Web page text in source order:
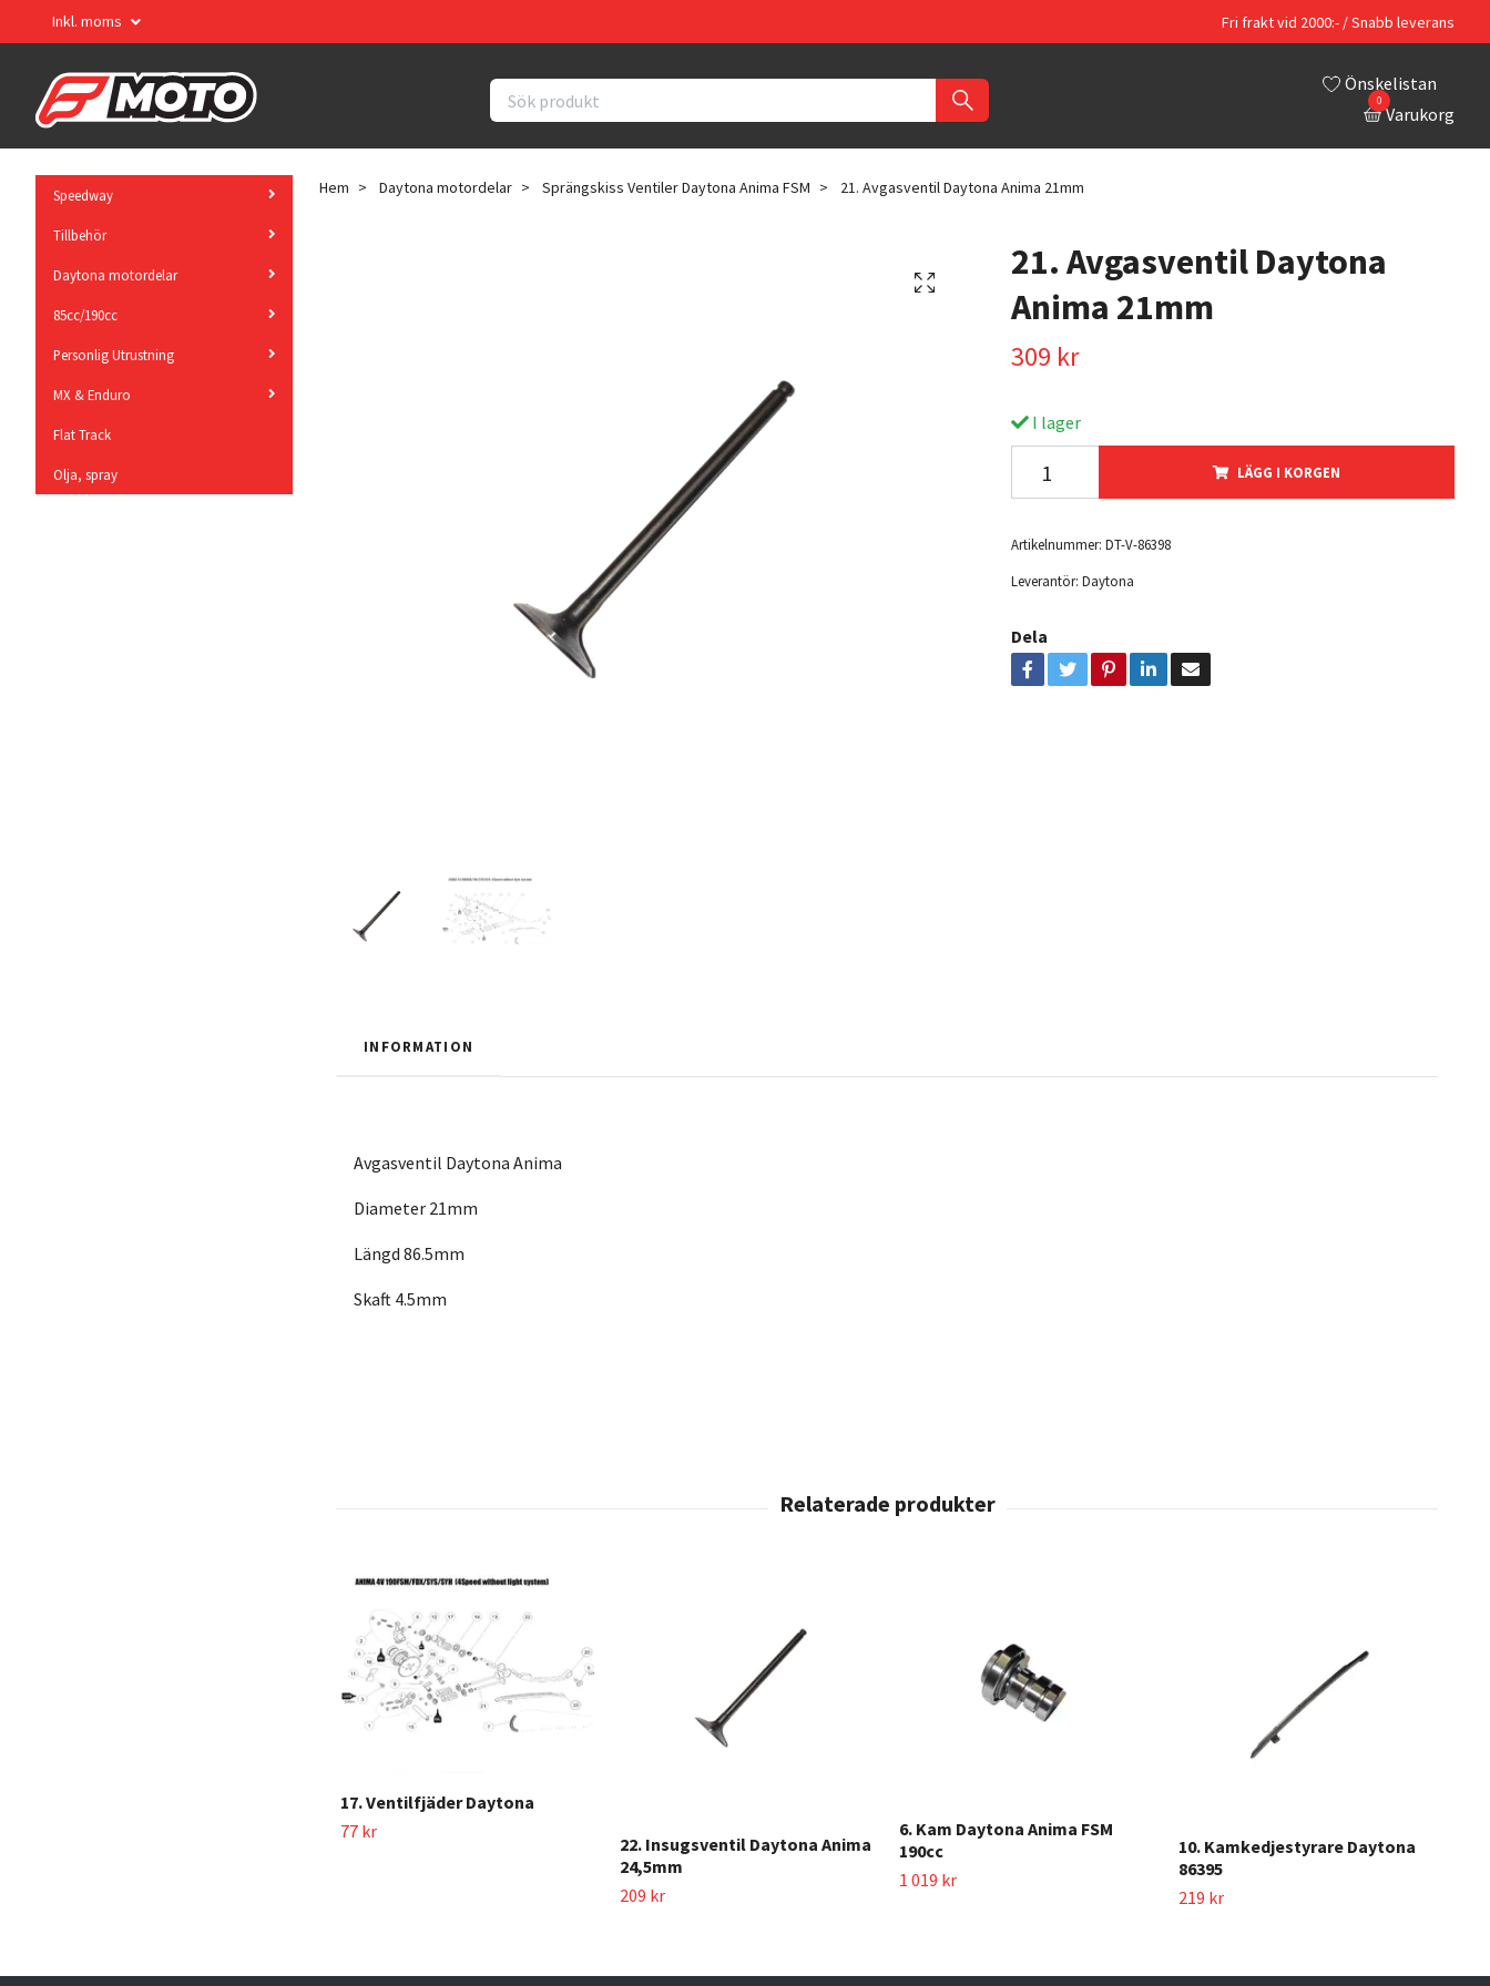
Inkl. moms Fri frakt vid 2000:- / Snabb leverans
Önskelistan
0
Varukorg
Speedway
Tillbehör
Daytona motordelar
85cc/190cc
Personlig Utrustning
MX & Enduro
Flat Track
Olja, spray
Hem Daytona motordelar Sprängskiss Ventiler Daytona Anima FSM 21. Avgasventil Daytona Anima 21mm
21. Avgasventil Daytona
Anima 21mm
309 kr
I lager
LÄGG I KORGEN
Artikelnummer: DT-V-86398
Leverantör: Daytona
Dela
INFORMATION
Avgasventil Daytona Anima
Diameter 21mm
Längd 86.5mm
Skaft 4.5mm
17. Ventilfjäder Daytona
77 kr
22. Insugsventil Daytona Anima
24,5mm
209 kr
6. Kam Daytona Anima FSM
190cc
1 019 kr
10. Kamkedjestyrare Daytona
86395
219 kr